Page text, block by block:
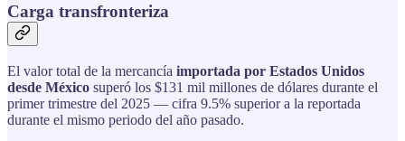
Carga transfronteriza
El valor total de la mercancía importada por Estados Unidos
desde México superó los $131 mil millones de dólares durante el
primer trimestre del 2025 — cifra 9.5% superior a la reportada
durante el mismo periodo del año pasado.